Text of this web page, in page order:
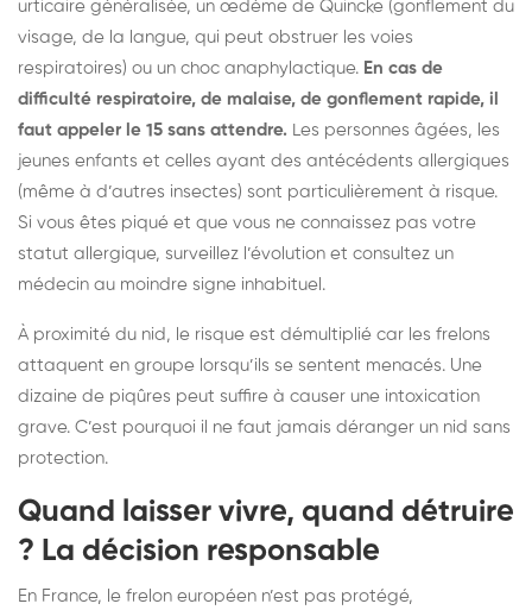
urticaire généralisée, un œdème de Quincke (gonflement du
visage, de la langue, qui peut obstruer les voies
respiratoires) ou un choc anaphylactique. En cas de
difficulté respiratoire, de malaise, de gonflement rapide, il
faut appeler le 15 sans attendre. Les personnes âgées, les
jeunes enfants et celles ayant des antécédents allergiques
(même à d’autres insectes) sont particulièrement à risque.
Si vous êtes piqué et que vous ne connaissez pas votre
statut allergique, surveillez l’évolution et consultez un
médecin au moindre signe inhabituel.
À proximité du nid, le risque est démultiplié car les frelons
attaquent en groupe lorsqu’ils se sentent menacés. Une
dizaine de piqûres peut suffire à causer une intoxication
grave. C’est pourquoi il ne faut jamais déranger un nid sans
protection.
Quand laisser vivre, quand détruire
? La décision responsable
En France, le frelon européen n’est pas protégé,